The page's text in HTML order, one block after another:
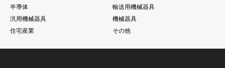
半導体
輸送用機械器具
汎用機械器具
機械器具
住宅産業
その他